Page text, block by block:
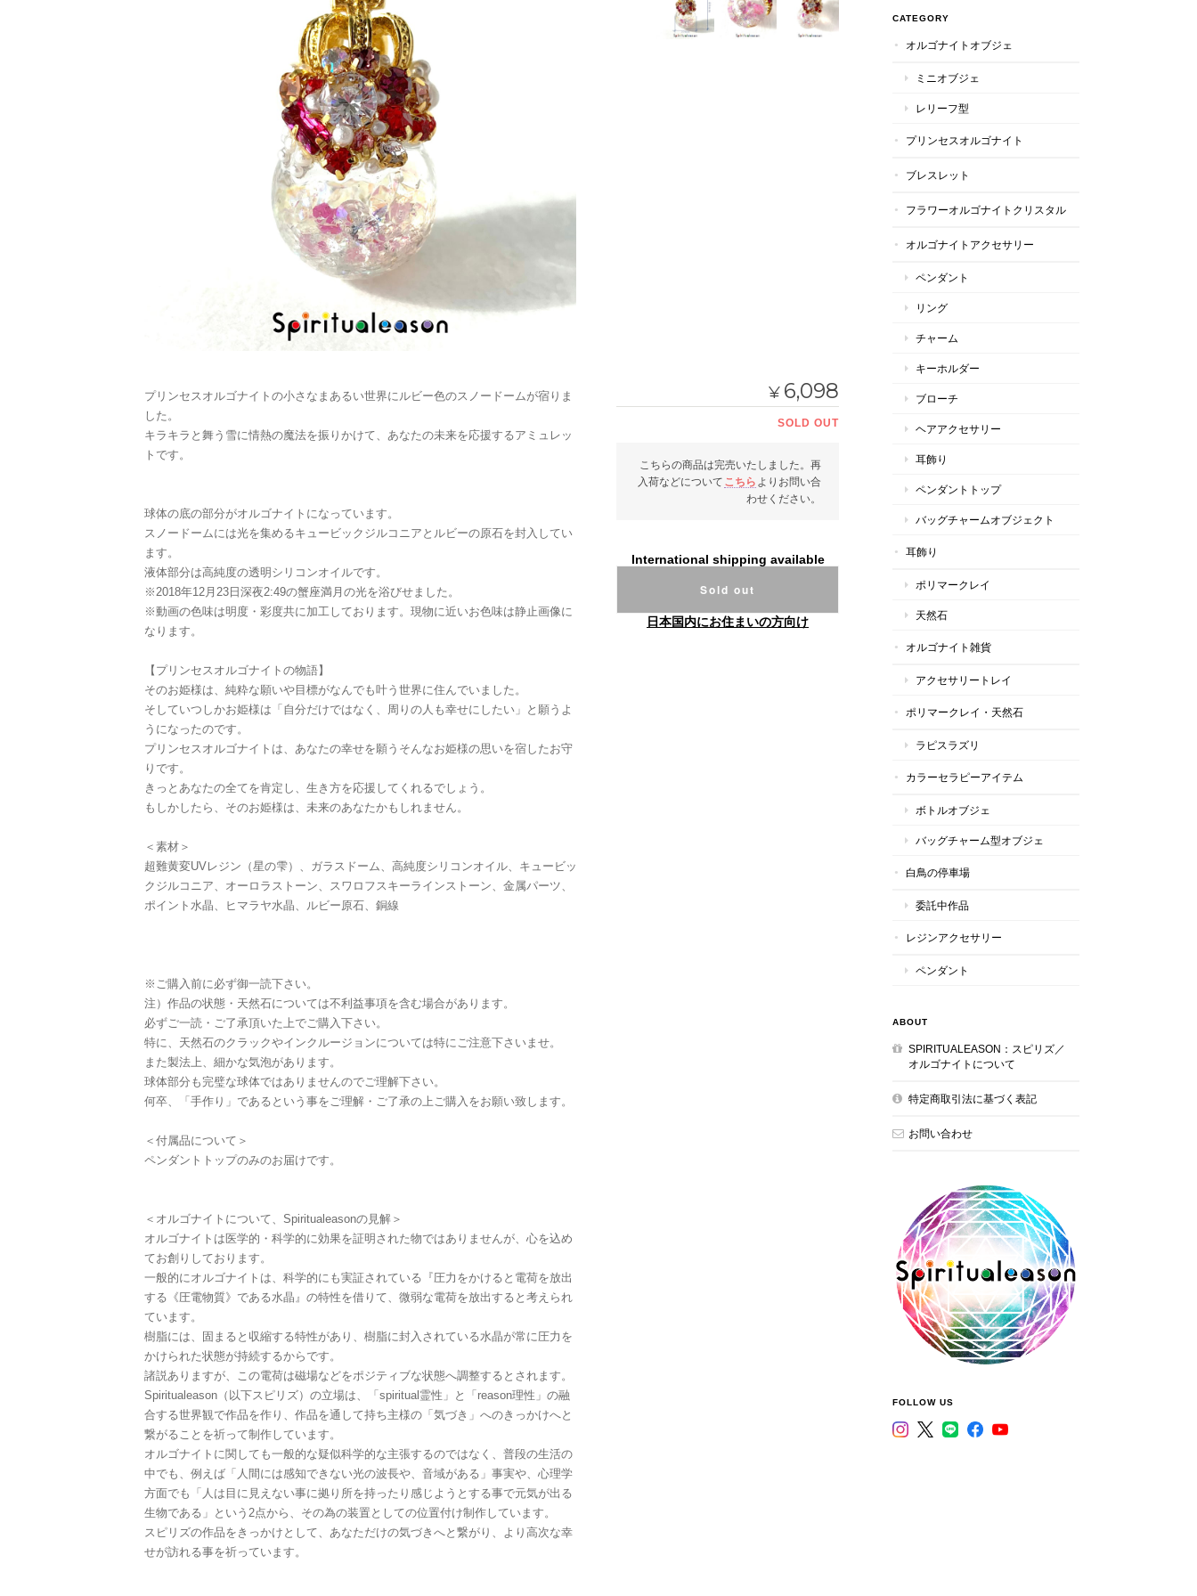
プリンセスオルゴナイトの小さなまあるい世界にルビー色のスノードームが宿りま
した。
キラキラと舞う雪に情熱の魔法を振りかけて、あなたの未来を応援するアミュレッ
トです。
球体の底の部分がオルゴナイトになっています。
スノードームには光を集めるキュービックジルコニアとルビーの原石を封入してい
ます。
液体部分は高純度の透明シリコンオイルです。
※2018年12月23日深夜2:49の蟹座満月の光を浴びせました。
※動画の色味は明度・彩度共に加工しております。現物に近いお色味は静止画像に
なります。
【プリンセスオルゴナイトの物語】
そのお姫様は、純粋な願いや目標がなんでも叶う世界に住んでいました。
そしていつしかお姫様は「自分だけではなく、周りの人も幸せにしたい」と願うよ
うになったのです。
プリンセスオルゴナイトは、あなたの幸せを願うそんなお姫様の思いを宿したお守
りです。
きっとあなたの全てを肯定し、生き方を応援してくれるでしょう。
もしかしたら、そのお姫様は、未来のあなたかもしれません。
＜素材＞
超難黄変UVレジン（星の雫）、ガラスドーム、高純度シリコンオイル、キュービッ
クジルコニア、オーロラストーン、スワロフスキーラインストーン、金属パーツ、
ポイント水晶、ヒマラヤ水晶、ルビー原石、銅線
※ご購入前に必ず御一読下さい。
注）作品の状態・天然石については不利益事項を含む場合があります。
必ずご一読・ご了承頂いた上でご購入下さい。
特に、天然石のクラックやインクルージョンについては特にご注意下さいませ。
また製法上、細かな気泡があります。
球体部分も完璧な球体ではありませんのでご理解下さい。
何卒、「手作り」であるという事をご理解・ご了承の上ご購入をお願い致します。
＜付属品について＞
ペンダントトップのみのお届けです。
＜オルゴナイトについて、Spiritualeasonの見解＞
オルゴナイトは医学的・科学的に効果を証明された物ではありませんが、心を込め
てお創りしております。
一般的にオルゴナイトは、科学的にも実証されている『圧力をかけると電荷を放出
する《圧電物質》である水晶』の特性を借りて、微弱な電荷を放出すると考えられ
ています。
樹脂には、固まると収縮する特性があり、樹脂に封入されている水晶が常に圧力を
かけられた状態が持続するからです。
諸説ありますが、この電荷は磁場などをポジティブな状態へ調整するとされます。
Spiritualeason（以下スピリズ）の立場は、「spiritual霊性」と「reason理性」の融
合する世界観で作品を作り、作品を通して持ち主様の「気づき」へのきっかけへと
繋がることを祈って制作しています。
オルゴナイトに関しても一般的な疑似科学的な主張するのではなく、普段の生活の
中でも、例えば「人間には感知できない光の波長や、音域がある」事実や、心理学
方面でも「人は目に見えない事に拠り所を持ったり感じようとする事で元気が出る
生物である」という2点から、その為の装置としての位置付け制作しています。
スピリズの作品をきっかけとして、あなただけの気づきへと繋がり、より高次な幸
せが訪れる事を祈っています。
¥ 6,098
SOLD OUT
こちらの商品は完売いたしました。再
入荷などについて こちら よりお問い合
わせください。
International shipping available
Sold out
日本国内にお住まいの方向け
CATEGORY
オルゴナイトオブジェ
ミニオブジェ
レリーフ型
プリンセスオルゴナイト
ブレスレット
フラワーオルゴナイトクリスタル
オルゴナイトアクセサリー
ペンダント
リング
チャーム
キーホルダー
ブローチ
ヘアアクセサリー
耳飾り
ペンダントトップ
バッグチャームオブジェクト
耳飾り
ポリマークレイ
天然石
オルゴナイト雑貨
アクセサリートレイ
ポリマークレイ・天然石
ラピスラズリ
カラーセラピーアイテム
ボトルオブジェ
バッグチャーム型オブジェ
白鳥の停車場
委託中作品
レジンアクセサリー
ペンダント
ABOUT
SPIRITUALEASON：スピリズ／
オルゴナイトについて
特定商取引法に基づく表記
お問い合わせ
FOLLOW US